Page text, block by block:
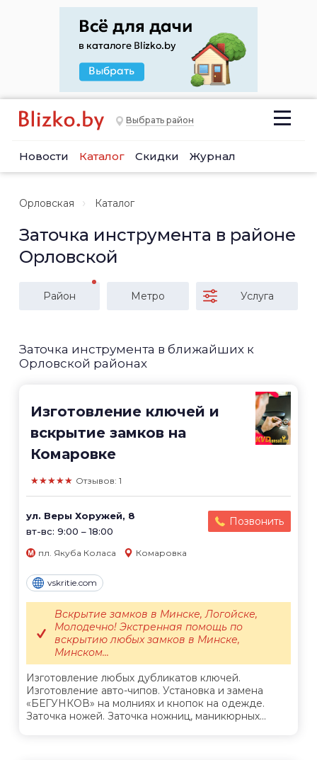
Выбрать район
Новости Каталог Скидки Журнал
Орловская Каталог
Заточка инструмента в районе
Орловской
Район Метро Услуга
Заточка инструмента в ближайших к
Орловской районах
Изготовление ключей и
вскрытие замков на
Комаровке
★★★★★ Отзывов: 1
ул. Веры Хоружей, 8
вт-вс: 9:00 – 18:00
Позвонить
пл. Якуба Коласа Комаровка
vskritie.com
Изготовление любых дубликатов ключей.
Изготовление авто-чипов. Установка и замена
«БЕГУНКОВ» на молниях и кнопок на одежде.
Заточка ножей. Заточка ножниц, маникюрных...
Вскрытие замков в Минске, Логойске,
Молодечно! Экстренная помощь по
вскрытию любых замков в Минске,
Минском...